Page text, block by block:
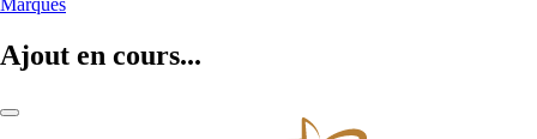
Marques
Ajout en cours...